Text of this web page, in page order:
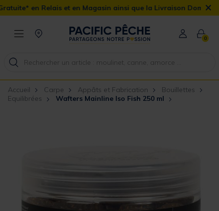
et en Magasin ainsi que la Livraison Domicile offerte dès 90€
×
0
Accueil Carpe Appâts et Fabrication
Bouillettes
Equilibrées
Wafters Mainline Iso Fish 250 ml